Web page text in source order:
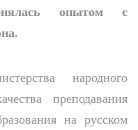
опытом с
народного
преподавания
на русском